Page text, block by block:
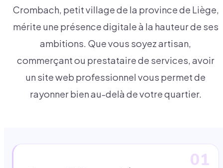
Crombach, petit village de la province de Liège,
mérite une présence digitale à la hauteur de ses
ambitions. Que vous soyez artisan,
commerçant ou prestataire de services, avoir
un site web professionnel vous permet de
rayonner bien au-delà de votre quartier.
01